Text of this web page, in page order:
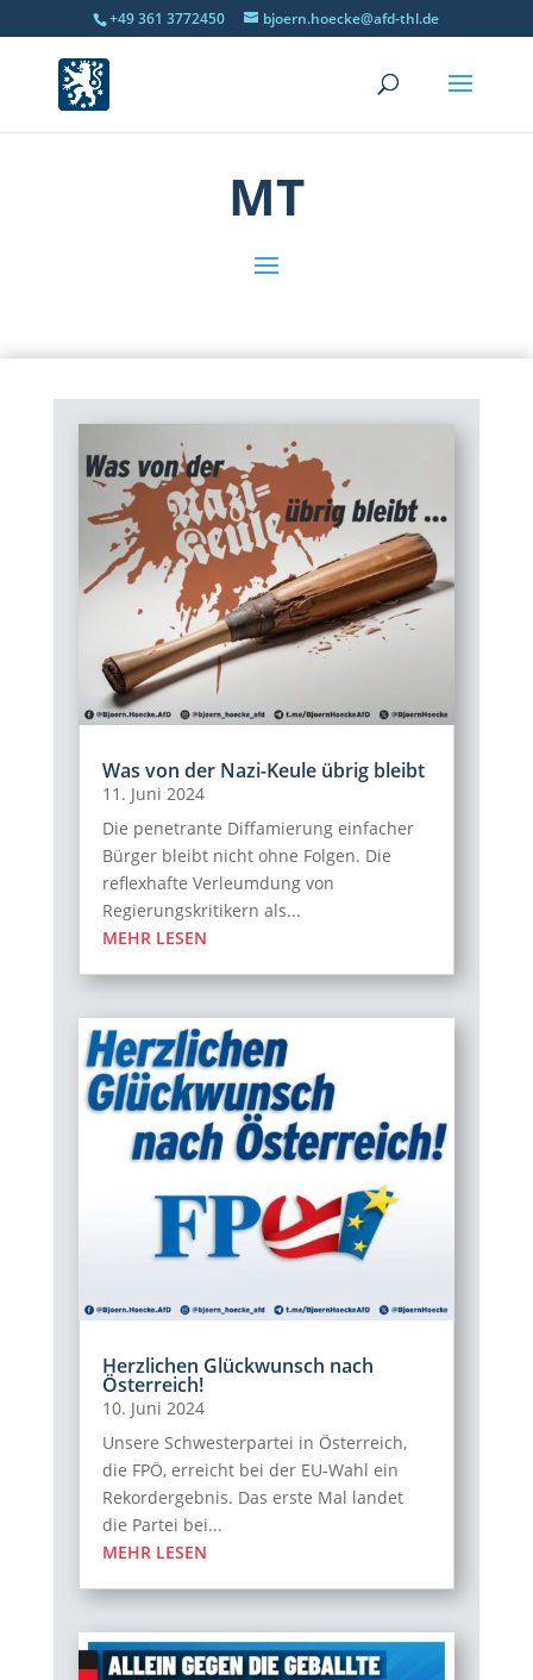
+49 361 3772450 bjoern.hoecke@afd-thl.de
MT
Was von der Nazi-Keule übrig bleibt
11. Juni 2024
Die penetrante Diffamierung einfacher
Bürger bleibt nicht ohne Folgen. Die
reflexhafte Verleumdung von
Regierungskritikern als...
MEHR LESEN
Herzlichen Glückwunsch nach
Österreich!
10. Juni 2024
Unsere Schwesterpartei in Österreich,
die FPÖ, erreicht bei der EU-Wahl ein
Rekordergebnis. Das erste Mal landet
die Partei bei...
MEHR LESEN